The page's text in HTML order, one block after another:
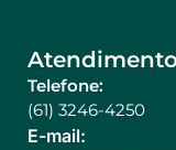
Telefone:
(61) 3246-4250
E-mail: